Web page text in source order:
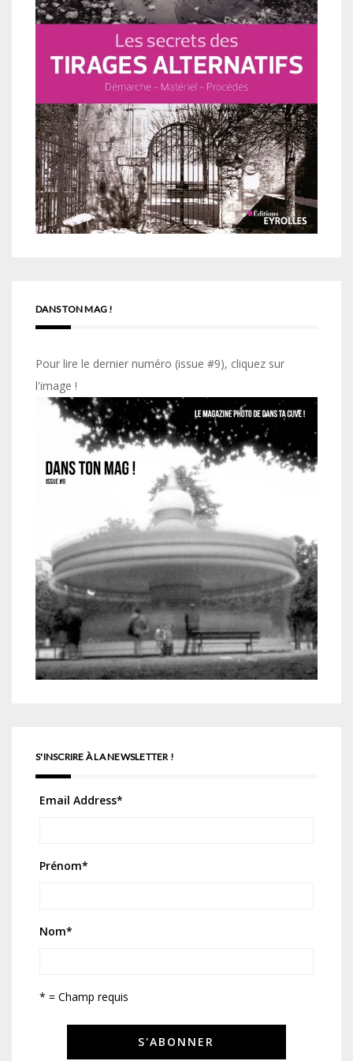
DANS TON MAG !
Pour lire le dernier numéro (issue #9), cliquez sur
l'image !
S'INSCRIRE À LA NEWSLETTER !
Email Address*
Prénom*
Nom*
* = Champ requis